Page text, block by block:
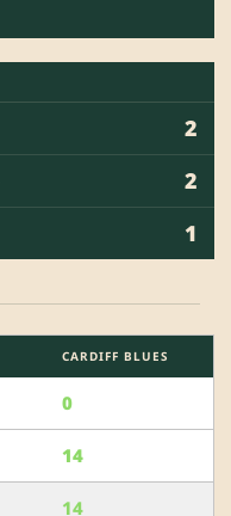
2
2
1
CARDIFF BLUES
0
14
14